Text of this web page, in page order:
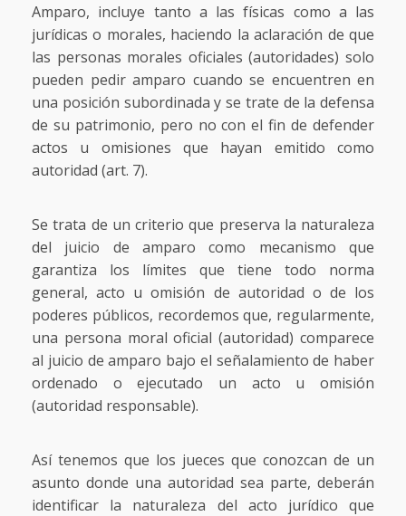
Amparo, incluye tanto a las físicas como a las
jurídicas o morales, haciendo la aclaración de que
las personas morales oficiales (autoridades) solo
pueden pedir amparo cuando se encuentren en
una posición subordinada y se trate de la defensa
de su patrimonio, pero no con el fin de defender
actos u omisiones que hayan emitido como
autoridad (art. 7).
Se trata de un criterio que preserva la naturaleza
del juicio de amparo como mecanismo que
garantiza los límites que tiene todo norma
general, acto u omisión de autoridad o de los
poderes públicos, recordemos que, regularmente,
una persona moral oficial (autoridad) comparece
al juicio de amparo bajo el señalamiento de haber
ordenado o ejecutado un acto u omisión
(autoridad responsable).
Así tenemos que los jueces que conozcan de un
asunto donde una autoridad sea parte, deberán
identificar la naturaleza del acto jurídico que